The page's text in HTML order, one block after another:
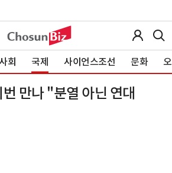
회 국제 사이언스조선 문화
만나 "분열 아닌 연대